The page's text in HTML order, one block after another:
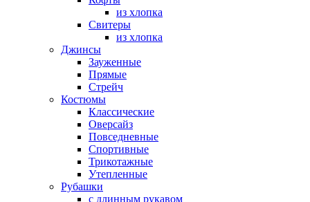
из хлопка
Свитеры
из хлопка
Джинсы
Зауженные
Прямые
Стрейч
Костюмы
Классические
Оверсайз
Повседневные
Спортивные
Трикотажные
Утепленные
Рубашки
с длинным рукавом